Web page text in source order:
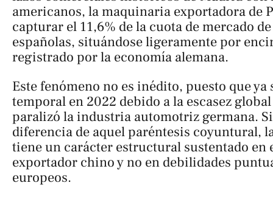
americanos, la maquinaria exportadora de
capturar el 11,6% de la cuota de mercado
españolas, situándose ligeramente por
registrado por la economía alemana.
Este fenómeno no es inédito, puesto que
temporal en 2022 debido a la escasez
paralizó la industria automotriz germana.
diferencia de aquel paréntesis coyuntural,
tiene un carácter estructural sustentado en
exportador chino y no en debilidades
europeos.